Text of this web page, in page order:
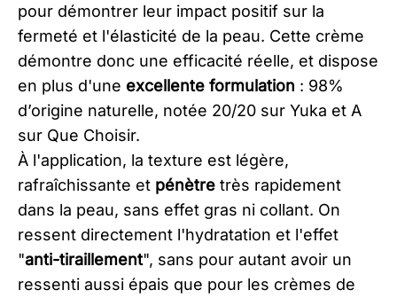
pour démontrer leur impact positif sur la
fermeté et l'élasticité de la peau. Cette crème
démontre donc une efficacité réelle, et dispose
en plus d'une excellente formulation : 98%
d’origine naturelle, notée 20/20 sur Yuka et A
sur Que Choisir.
À l'application, la texture est légère,
rafraîchissante et pénètre très rapidement
dans la peau, sans effet gras ni collant. On
ressent directement l'hydratation et l'effet
"anti-tiraillement", sans pour autant avoir un
ressenti aussi épais que pour les crèmes de